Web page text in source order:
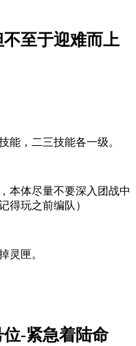
至于迎难而上
能，二三技能各一级。
本体尽量不要深入团战中
得玩之前编队）
灵匣。
-紧急着陆命